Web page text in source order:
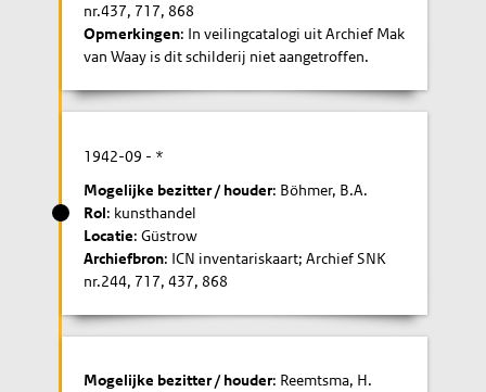
nr.437, 717, 868
Opmerkingen: In veilingcatalogi uit Archief Mak
van Waay is dit schilderij niet aangetroffen.
1942-09 - *
Mogelijke bezitter / houder: Böhmer, B.A.
Rol: kunsthandel
Locatie: Güstrow
Archiefbron: ICN inventariskaart; Archief SNK
nr.244, 717, 437, 868
Mogelijke bezitter / houder: Reemtsma, H.